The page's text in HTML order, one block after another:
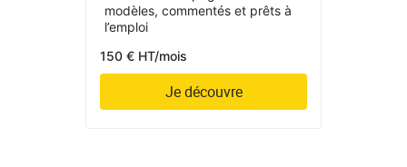
modèles, commentés et prêts à
l’emploi
150 € HT/mois
Je découvre